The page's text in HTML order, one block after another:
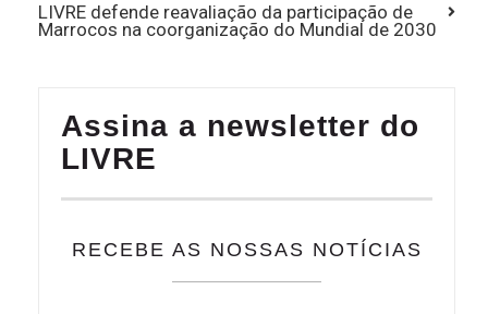
LIVRE defende reavaliação da participação de
Marrocos na coorganização do Mundial de 2030
Assina a newsletter do
LIVRE
RECEBE AS NOSSAS NOTÍCIAS